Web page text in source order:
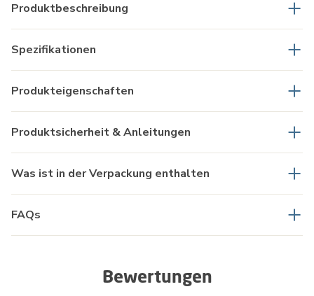
Produktbeschreibung
Spezifikationen
Produkteigenschaften
Produktsicherheit & Anleitungen
Was ist in der Verpackung enthalten
FAQs
Bewertungen